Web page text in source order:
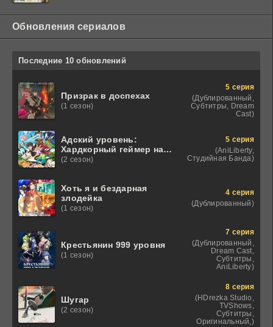
Обновления сериалов
Последние 10 обновлений
Призрак в доспехах
(1 сезон)
5 серия
(Дублированный,
Субтитры, Dream
Cast)
Адский уровень:
Хардкорный геймер на
самой высокой
(2 сезон)
5 серия
(AniLiberty,
Студийная Банда)
Хоть я и бездарная
злодейка
(1 сезон)
4 серия
(Дублированный)
Крестьянин 999 уровня
(1 сезон)
7 серия
(Дублированный,
Dream Cast,
Субтитры,
AniLiberty)
Шугар
(2 сезон)
8 серия
(HDrezka Studio,
TVShows,
Субтитры,
Оригинальный,)